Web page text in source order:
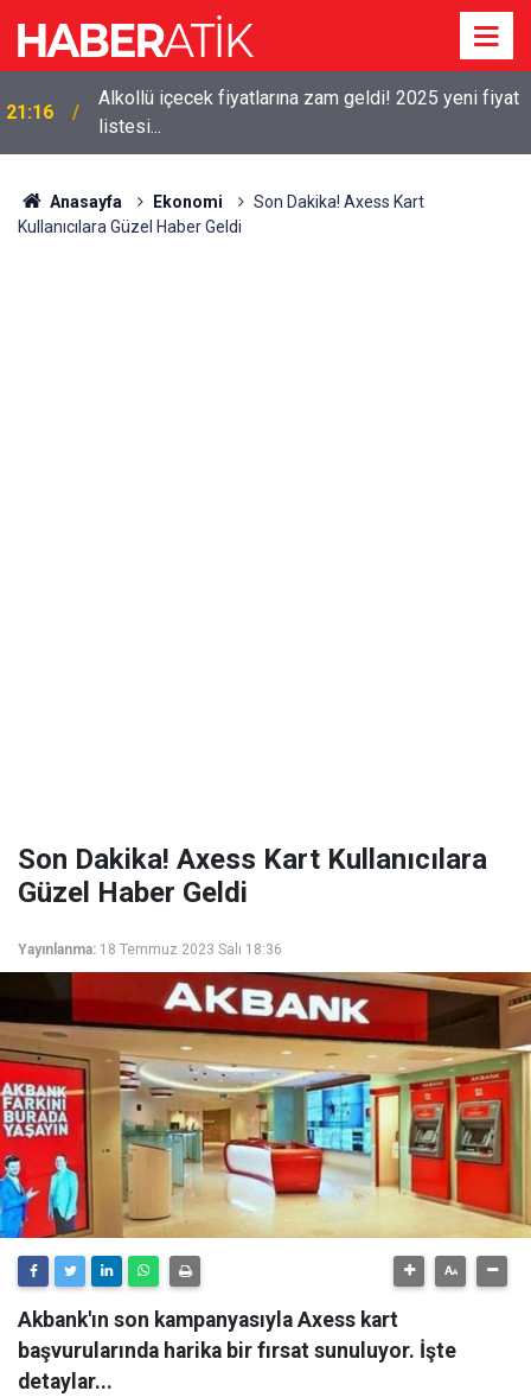
21:16
Alkollü içecek fiyatlarına zam geldi! 2025 yeni fiyat
listesi...
Anasayfa Ekonomi
Son Dakika! Axess Kart
Kullanıcılara Güzel Haber Geldi
Son Dakika! Axess Kart Kullanıcılara
Güzel Haber Geldi
Yayınlanma: 18 Temmuz 2023 Salı 18:36
Akbank'ın son kampanyasıyla Axess kart
başvurularında harika bir fırsat sunuluyor. İşte
detaylar...